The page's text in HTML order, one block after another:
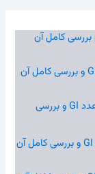
شاخص گلیسمی برنج قهوه‌ ای خام | عدد GI و بررسی